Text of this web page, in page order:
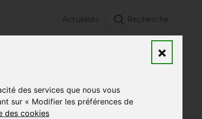
des services que nous vous
sur « Modifier les préférences de
des cookies
×
Actualités Recherche
Entreprises
Précédent-